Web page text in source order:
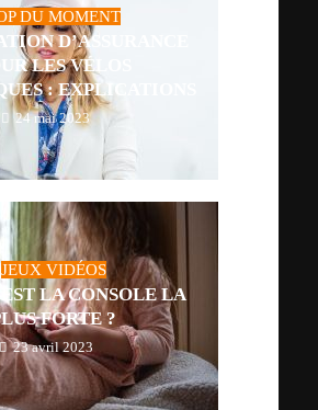
DU MOMENT
D’ASSURANCE
LES VÉLOS
: EXPLICATIONS
24 mai 2023
JEUX VIDÉOS
LA CONSOLE LA
FORTE ?
23 avril 2023